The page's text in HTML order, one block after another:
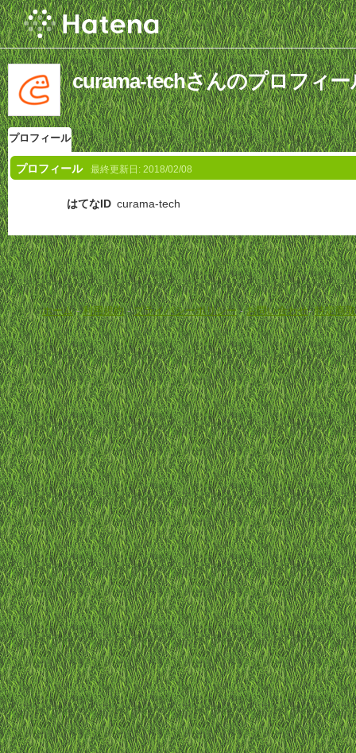
curama-techさんのプロフィー
プロフィール
プロフィール 最終更新日: 2018/02/08
はてなID curama-tech
ホーム-利用規約-プライバシーポリシー-お問い合わせ-特定商